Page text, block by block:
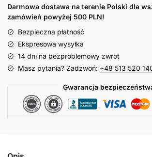
Darmowa dostawa na terenie Polski dla
zamówień powyżej 500 PLN!
Bezpieczna płatność
Ekspresowa wysyłka
14 dni na bezproblemowy zwrot
Masz pytania? Zadzwoń: +48 513 520
Gwarancja